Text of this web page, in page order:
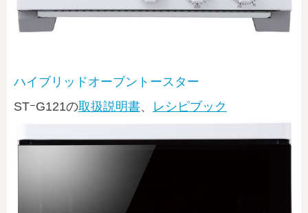
ハイブリッドオーブントースター
STｰG121の取扱説明書、 レシピブック